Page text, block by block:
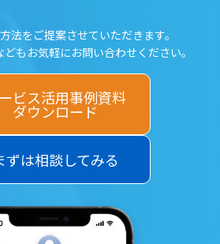
法をご提案させていただきます。
もお気軽にお問い合わせください。
ずは相談してみる
ビス活用事例資料
ダウンロード